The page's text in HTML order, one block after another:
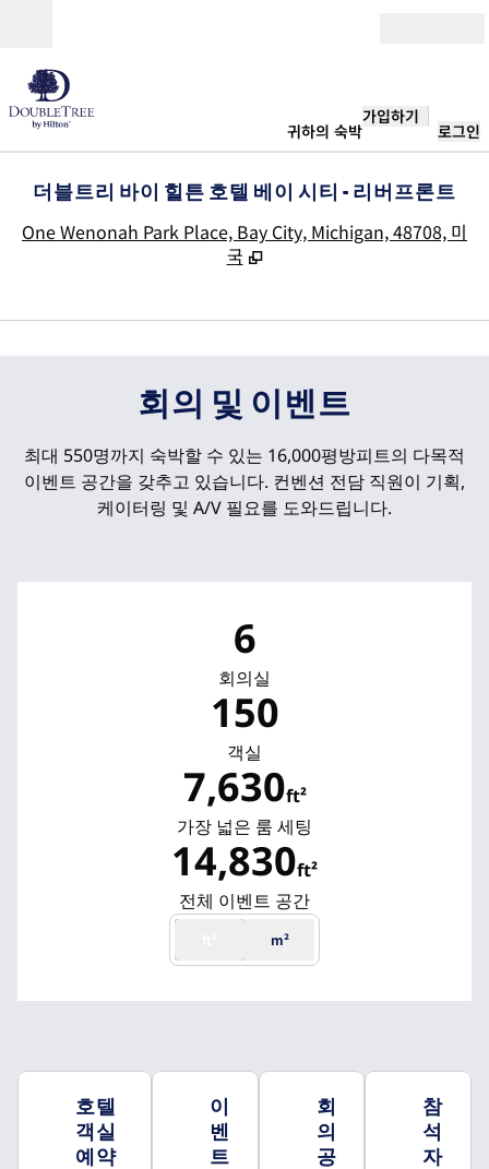
귀하의 숙박
가입하기
로그인
더블트리 바이 힐튼 호텔 베이 시티 - 리버프론트
One Wenonah Park Place, Bay City, Michigan, 48708, 미
국
1/14
1/14
회의 및 이벤트
최대 550명까지 숙박할 수 있는 16,000평방피트의 다목적
이벤트 공간을 갖추고 있습니다. 컨벤션 전담 직원이 기획,
케이터링 및 A/V 필요를 도와드립니다.
6
회의실
150
객실
7,630ft²
ft²
가장 넓은 룸 세팅
14,830ft²
ft²
전체 이벤트 공간
m²
호텔
객실
예약
이
벤
트
회
의
공
참
석
자